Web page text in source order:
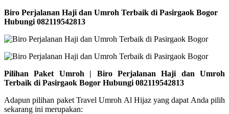
Biro Perjalanan Haji dan Umroh Terbaik di Pasirgaok Bogor
Hubungi 082119542813
Pilihan Paket Umroh | Biro Perjalanan Haji dan Umroh
Terbaik di Pasirgaok Bogor Hubungi 082119542813
Adapun pilihan paket Travel Umroh Al Hijaz yang dapat Anda pilih
sekarang ini merupakan: